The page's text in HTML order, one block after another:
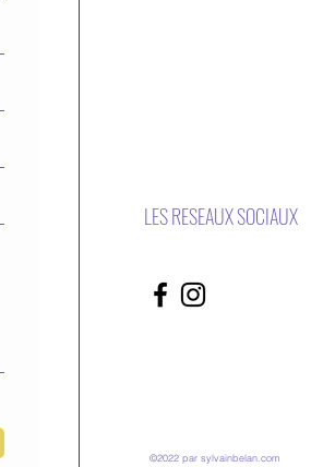
LES RESEAUX SOCIAUX
©2022 par sylvainbelan.com